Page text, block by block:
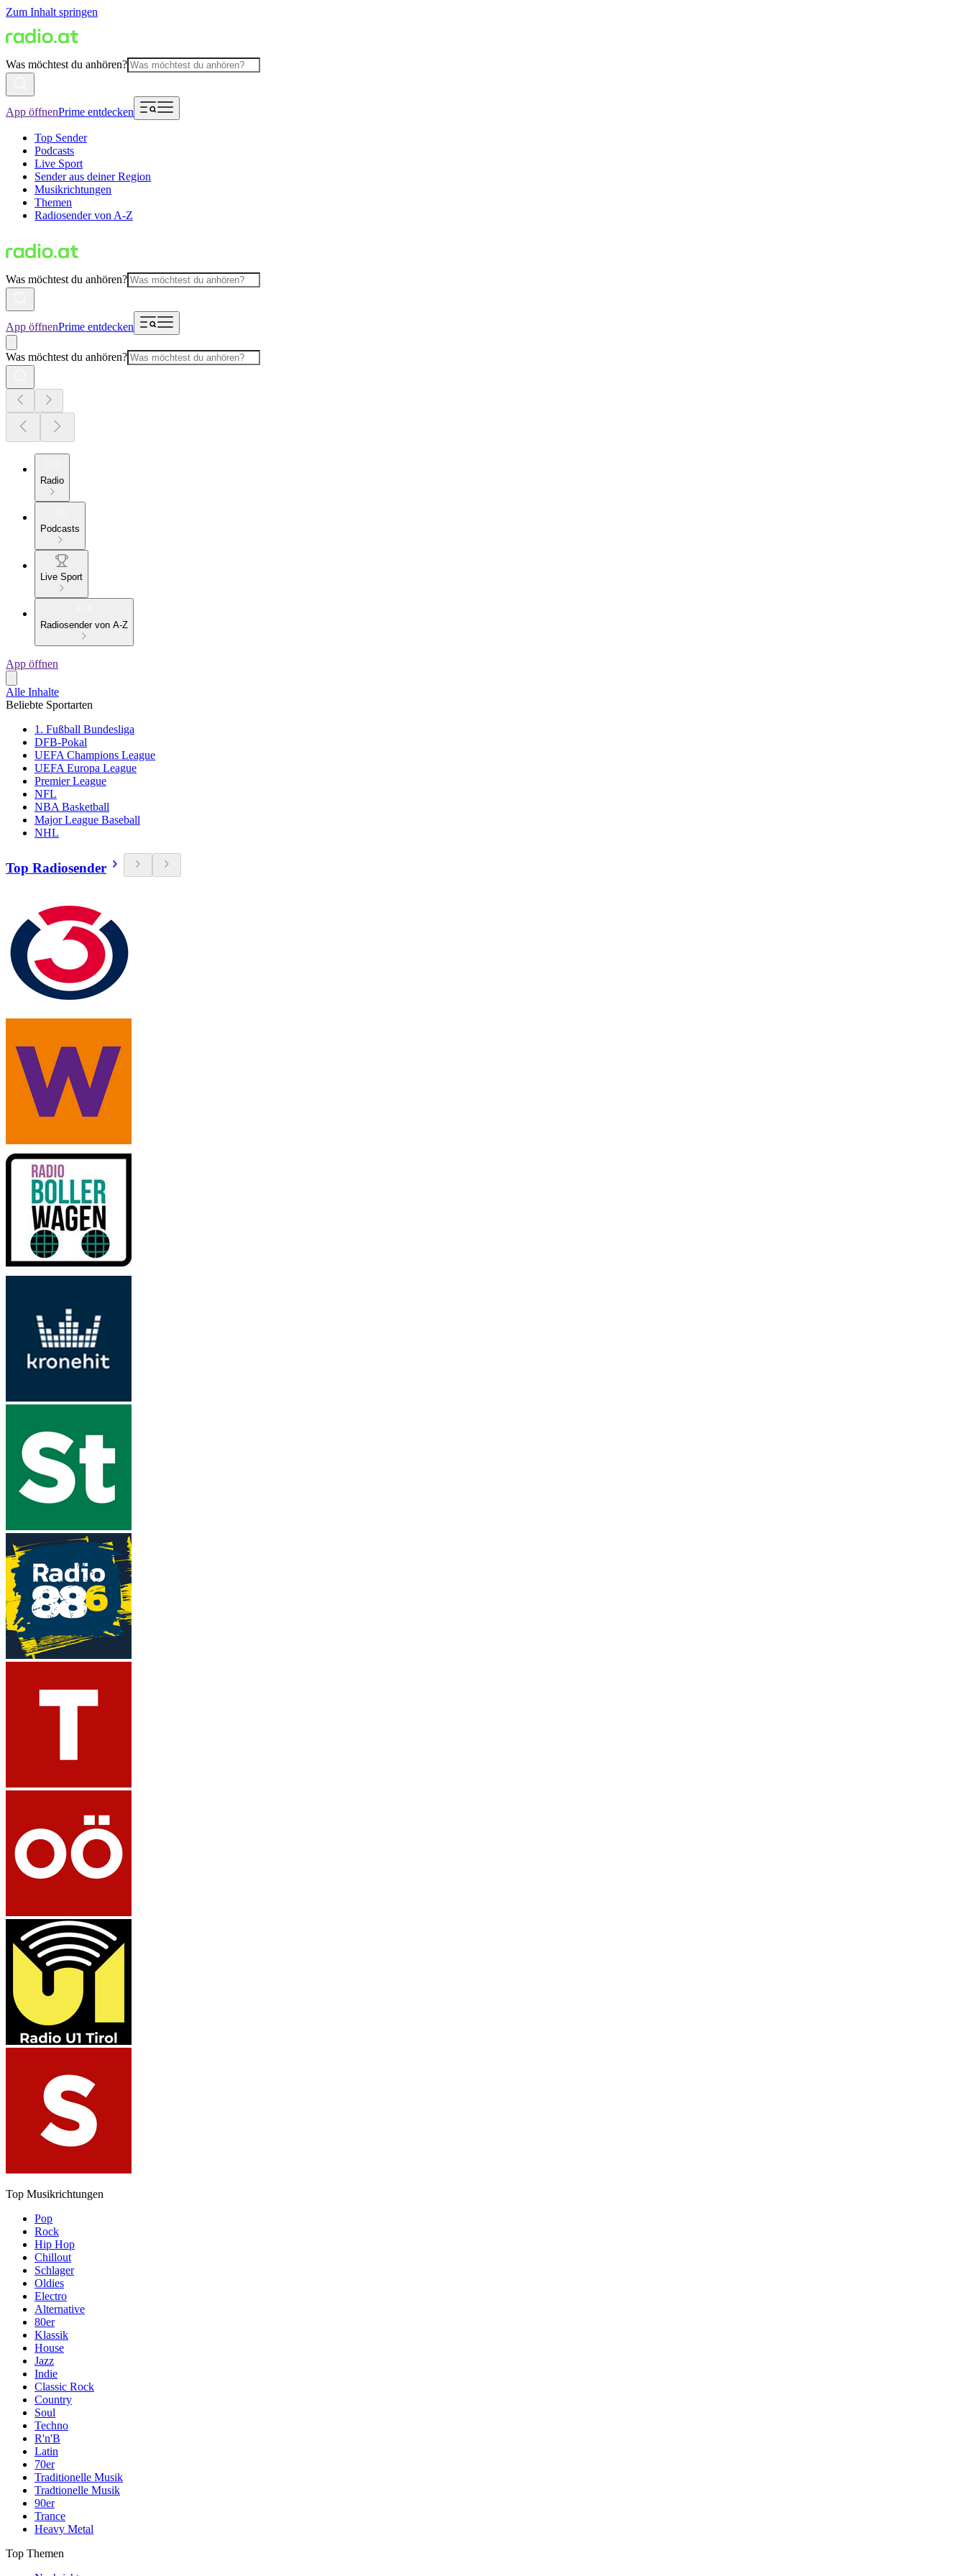
Zum Inhalt springen
Was möchtest du anhören?
App öffnenPrime entdecken
Top Sender
Podcasts
Live Sport
Sender aus deiner Region
Musikrichtungen
Themen
Radiosender von A-Z
Was möchtest du anhören?
App öffnenPrime entdecken
Was möchtest du anhören?
Radio
Podcasts
Live Sport
Radiosender von A-Z
App öffnen
Alle Inhalte
Beliebte Sportarten
1. Fußball Bundesliga
DFB-Pokal
UEFA Champions League
UEFA Europa League
Premier League
NFL
NBA Basketball
Major League Baseball
NHL
Top Radiosender
Top Musikrichtungen
Pop
Rock
Hip Hop
Chillout
Schlager
Oldies
Electro
Alternative
80er
Klassik
House
Jazz
Indie
Classic Rock
Country
Soul
Techno
R'n'B
Latin
70er
Traditionelle Musik
Tradtionelle Musik
90er
Trance
Heavy Metal
Top Themen